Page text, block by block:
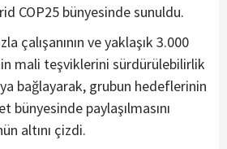
COP25 bünyesinde sunuldu.
çalışanının ve yaklaşık 3.000
mali teşviklerini sürdürülebilirlik
bağlayarak, grubun hedeflerinin
bünyesinde paylaşılmasını
altını çizdi.